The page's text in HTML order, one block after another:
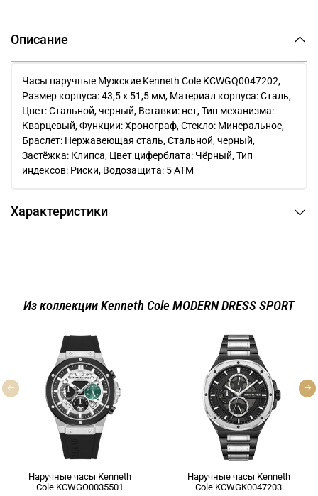
Описание
Часы наручные Мужские Kenneth Cole KCWGQ0047202,
Размер корпуса: 43,5 х 51,5 мм, Материал корпуса: Сталь,
Цвет: Стальной, черный, Вставки: нет, Тип механизма:
Кварцевый, Функции: Хронограф, Стекло: Минеральное,
Браслет: Нержавеющая сталь, Стальной, черный,
Застёжка: Клипса, Цвет циферблата: Чёрный, Тип
индексов: Риски, Водозащита: 5 ATM
Характеристики
Из коллекции Kenneth Cole MODERN DRESS SPORT
Наручные часы Kenneth
Cole KCWGO0035501
Наручные часы Kenneth
Cole KCWGK0047203